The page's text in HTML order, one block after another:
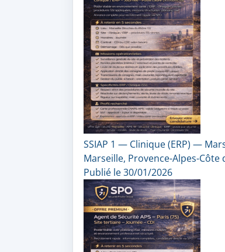
SSIAP 1 — Clinique (ERP) —
Marseille, Provence-Alpes-Côte
Publié le 30/01/2026